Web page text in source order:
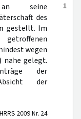
1
seine
des
gestellt. Im
wegen
nahe gelegt.
der
der
HRRS 2009 Nr. 24